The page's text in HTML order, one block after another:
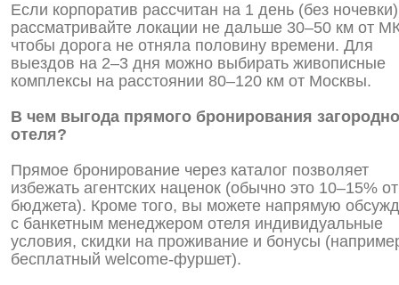
Если корпоратив рассчитан на 1 день (без
рассматривайте локации не дальше 30–50 км от
чтобы дорога не отняла половину времени. Для
выездов на 2–3 дня можно выбирать живописные
комплексы на расстоянии 80–120 км от Москвы.
В чем выгода прямого бронирования
отеля?
Прямое бронирование через каталог позволяет
избежать агентских наценок (обычно это 10–15% от
бюджета). Кроме того, вы можете напрямую
с банкетным менеджером отеля индивидуальные
условия, скидки на проживание и бонусы
бесплатный welcome-фуршет).